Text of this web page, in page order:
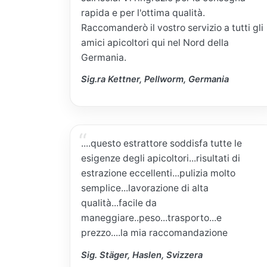
rapida e per l'ottima qualità.
Raccomanderò il vostro servizio a tutti gli
amici apicoltori qui nel Nord della
Germania.
Sig.ra Kettner, Pellworm, Germania
....questo estrattore soddisfa tutte le
esigenze degli apicoltori...risultati di
estrazione eccellenti...pulizia molto
semplice...lavorazione di alta
qualità...facile da
maneggiare..peso...trasporto...e
prezzo....la mia raccomandazione
Sig. Stäger, Haslen, Svizzera